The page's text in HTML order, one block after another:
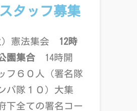
スタッフ募集
）憲法集会 12時
園集合
14時開
６０人（署名隊
パ隊１０）大集
下全ての署名コー